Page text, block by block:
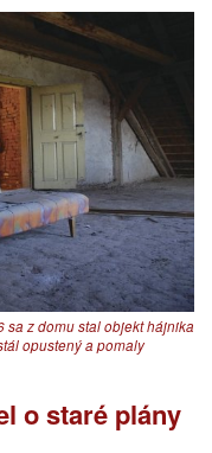
sa z domu stal objekt hájnika
opustený a pomaly
o staré plány